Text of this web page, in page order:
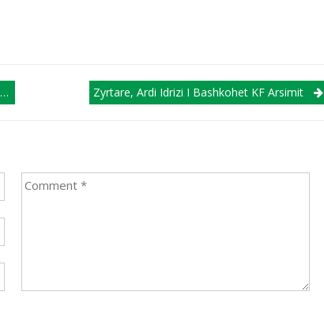
Zyrtare, Ardi Idrizi I Bashkohet KF Arsimit